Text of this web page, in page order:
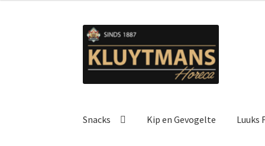
Ga
door
naar
Ga
naar
de
Snacks Kip en Gevogelte Luuks